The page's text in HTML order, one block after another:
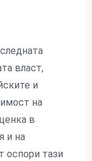
власт,
и
на
в
и на
оспори тази